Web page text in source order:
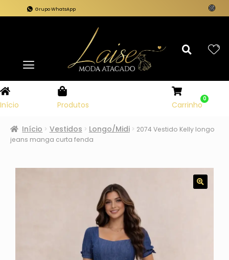
Grupo WhatsApp
Início Produtos Carrinho
0
Início Vestidos Longo/Midi
2074 Vestido Kelly longo
jeans manga curta fenda